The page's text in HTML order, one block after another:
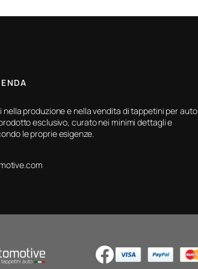
nella produzione e nella vendita di tappetini per auto
esclusivo, curato nei minimi dettagli e
le proprie esigenze.
Facebook